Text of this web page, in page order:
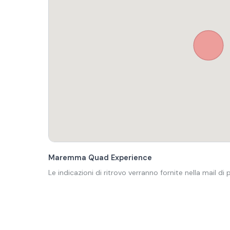
Maremma Quad Experience
Le indicazioni di ritrovo verranno fornite nella mail di